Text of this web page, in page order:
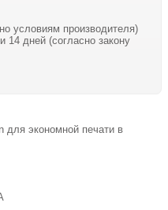
условиям производителя)
14 дней (согласно закону
для экономной печати в